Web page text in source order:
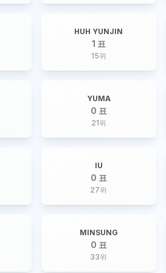
HUH YUNJIN
1 표
15위
YUMA
0 표
21위
IU
0 표
27위
MINSUNG
0 표
33위